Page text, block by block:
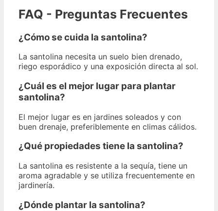
FAQ - Preguntas Frecuentes
¿Cómo se cuida la santolina?
La santolina necesita un suelo bien drenado,
riego esporádico y una exposición directa al sol.
¿Cuál es el mejor lugar para plantar
santolina?
El mejor lugar es en jardines soleados y con
buen drenaje, preferiblemente en climas cálidos.
¿Qué propiedades tiene la santolina?
La santolina es resistente a la sequía, tiene un
aroma agradable y se utiliza frecuentemente en
jardinería.
¿Dónde plantar la santolina?